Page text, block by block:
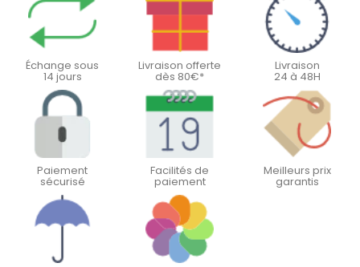
Échange sous
14 jours
Livraison offerte
dès 80€*
Livraison
24 à 48H
Paiement
sécurisé
Facilités de
paiement
Meilleurs prix
garantis